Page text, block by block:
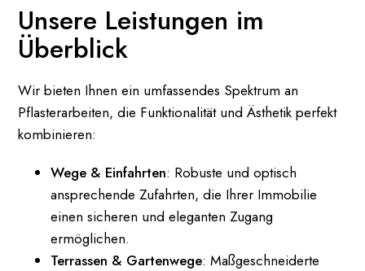
Unsere Leistungen im
Überblick
Wir bieten Ihnen ein umfassendes Spektrum an
Pflasterarbeiten, die Funktionalität und Ästhetik perfekt
kombinieren:
Wege & Einfahrten: Robuste und optisch
ansprechende Zufahrten, die Ihrer Immobilie
einen sicheren und eleganten Zugang
ermöglichen.
Terrassen & Gartenwege: Maßgeschneiderte